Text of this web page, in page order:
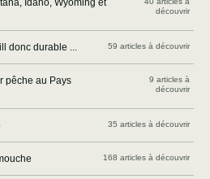
découvrir
donc durable ... 59 articles à découvrir
pêche au Pays
9 articles à
découvrir
35 articles à découvrir
168 articles à découvrir